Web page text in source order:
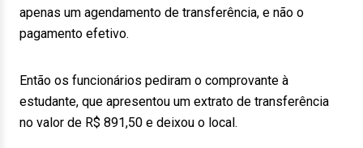
apenas um agendamento de transferência, e não o
pagamento efetivo.
Então os funcionários pediram o comprovante à
estudante, que apresentou um extrato de transferência
no valor de R$ 891,50 e deixou o local.